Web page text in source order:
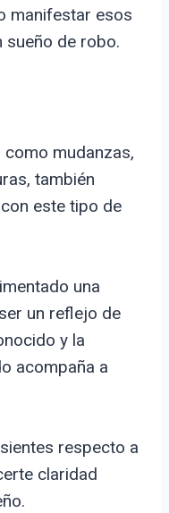
manifestar esos
sueño de robo.
mudanzas,
también
este tipo de
una
un reflejo de
y la
acompaña a
respecto a
claridad